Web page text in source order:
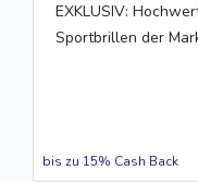
EXKLUSIV:
Sportbrillen der
bis zu 15% Cash Back